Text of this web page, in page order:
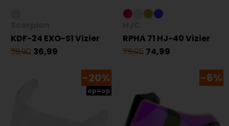
KDF-24 EXO-S1 Vizier
39,90 36,99
RPHA 71 HJ-40 Vizier
79,95 74,99
-20%
op=op
-6%